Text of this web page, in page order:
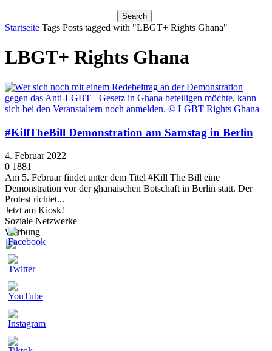
Startseite Tags Posts tagged with "LBGT+ Rights Ghana"
LBGT+ Rights Ghana
#KillTheBill Demonstration am Samstag in Berlin
4. Februar 2022
0 1881
Am 5. Februar findet unter dem Titel #Kill The Bill eine
Demonstration vor der ghanaischen Botschaft in Berlin statt. Der
Protest richtet...
Jetzt am Kiosk!
Soziale Netzwerke
Werbung